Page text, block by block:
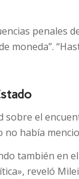
penales
moneda”.
sobre el
había
también en
reveló